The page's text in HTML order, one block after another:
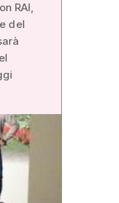
RAI,
del